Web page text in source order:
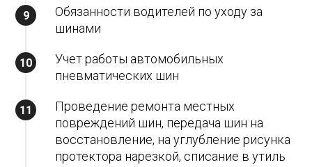
Обязанности водителей по уходу за
шинами
Учет работы автомобильных
пневматических шин
Проведение ремонта местных
повреждений шин, передача шин на
восстановление, на углубление рисунка
протектора нарезкой, списание в утиль